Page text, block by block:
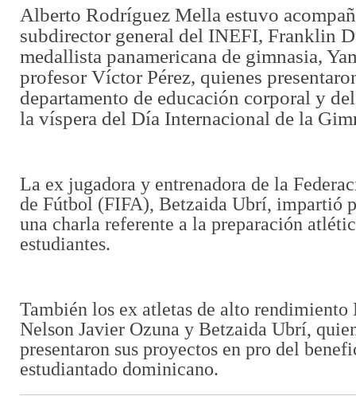
Alberto Rodríguez Mella estuvo
subdirector general del INEFI, Franklin
medallista panamericana de gimnasia,
profesor Víctor Pérez, quienes
departamento de educación corporal y
la víspera del Día Internacional de la
La ex jugadora y entrenadora de la
de Fútbol (FIFA), Betzaida Ubrí, impartió
una charla referente a la preparación
estudiantes.
También los ex atletas de alto
Nelson Javier Ozuna y Betzaida Ubrí,
presentaron sus proyectos en pro del
estudiantado dominicano.